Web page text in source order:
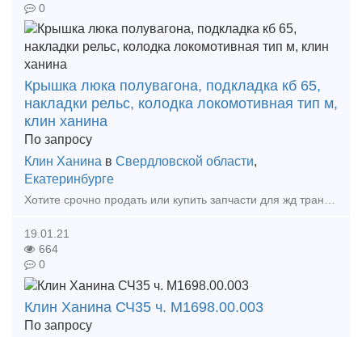
0
Крышка люка полувагона, подкладка кб 65,
накладки рельс, колодка локомотивная тип м,
клин ханина
По запросу
Клин Ханина в Свердловской области,
Екатеринбурге
19.01.21
664
0
Клин Ханина СЧ35 ч. М1698.00.003
По запросу